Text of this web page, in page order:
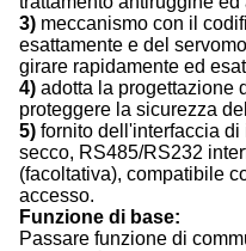
3) meccanismo con il
esattamente e del
girare rapidamente ed
4) adotta la progettazione
proteggere la sicurezza
5) fornito dell'interfaccia
secco, RS485/RS232
(facoltativa), compatibile
accesso.
Funzione di base:
Passare funzione di